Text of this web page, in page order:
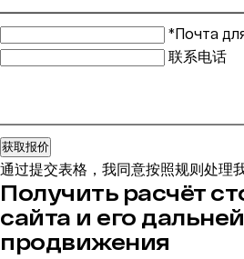
*Почта
联系电话
获取报价
通过提交表格，我同意按照规则处理
Получить расчёт
сайта и его
продвижения